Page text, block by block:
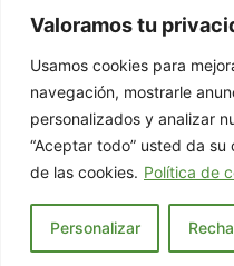
Valoramos tu
Usamos cookies para
navegación, mostrarle
personalizados y analizar
“Aceptar todo” usted da
de las cookies. Política de
Personalizar
TV DIRECTO 🔴
Radio
Bolsa de